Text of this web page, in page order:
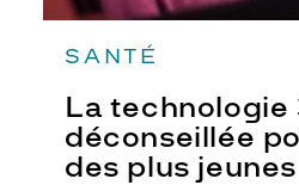
SANTÉ
La technologie
déconseillée
des plus jeunes